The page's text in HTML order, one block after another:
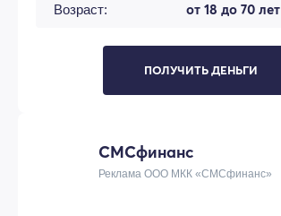
Возраст: от 18 до 70 лет
ПОЛУЧИТЬ ДЕНЬГИ
СМСфинанс
Реклама ООО МКК «СМСфинанс»